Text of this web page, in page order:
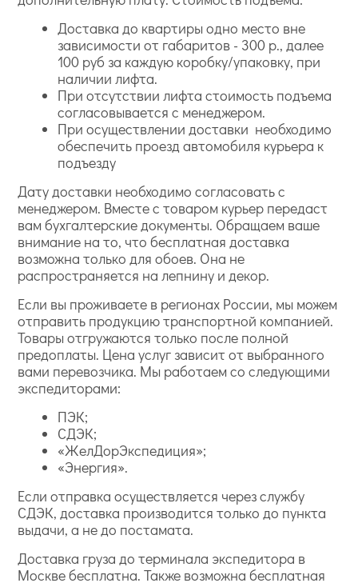
Доставка до квартиры одно место вне
зависимости от габаритов - 300 р., далее
100 руб за каждую коробку/упаковку, при
наличии лифта.
При отсутствии лифта стоимость подъема
согласовывается с менеджером.
При осуществлении доставки необходимо
обеспечить проезд автомобиля курьера к
подъезду
Дату доставки необходимо согласовать с
менеджером. Вместе с товаром курьер передаст
вам бухгалтерские документы. Обращаем ваше
внимание на то, что бесплатная доставка
возможна только для обоев. Она не
распространяется на лепнину и декор.
Если вы проживаете в регионах России, мы можем
отправить продукцию транспортной компанией.
Товары отгружаются только после полной
предоплаты. Цена услуг зависит от выбранного
вами перевозчика. Мы работаем со следующими
экспедиторами:
ПЭК;
СДЭК;
«ЖелДорЭкспедиция»;
«Энергия».
Если отправка осуществляется через службу
СДЭК, доставка производится только до пункта
выдачи, а не до постамата.
Доставка груза до терминала экспедитора в
Москве бесплатна. Также возможна бесплатная